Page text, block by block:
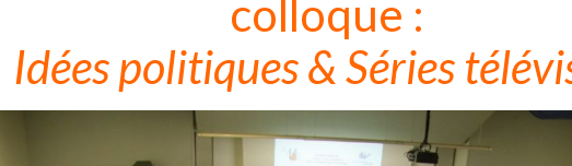
colloque :
Idées politiques & Séries